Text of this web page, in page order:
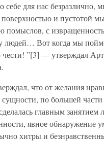
для нас безразлично,
и пустотой
помыслов, с
Вот когда мы
”[3] — утверждал
что от желания
по большей
главным
явное обнаружение
хитры и